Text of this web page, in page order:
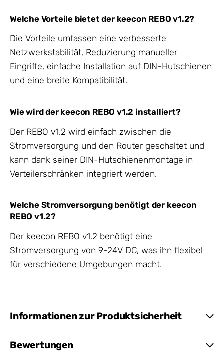
Welche Vorteile bietet der keecon REBO v1.2?
Die Vorteile umfassen eine verbesserte
Netzwerkstabilität, Reduzierung manueller
Eingriffe, einfache Installation auf DIN-Hutschienen
und eine breite Kompatibilität.
Wie wird der keecon REBO v1.2 installiert?
Der REBO v1.2 wird einfach zwischen die
Stromversorgung und den Router geschaltet und
kann dank seiner DIN-Hutschienenmontage in
Verteilerschränken integriert werden.
Welche Stromversorgung benötigt der keecon
REBO v1.2?
Der keecon REBO v1.2 benötigt eine
Stromversorgung von 9-24V DC, was ihn flexibel
für verschiedene Umgebungen macht.
Informationen zur Produktsicherheit
Bewertungen